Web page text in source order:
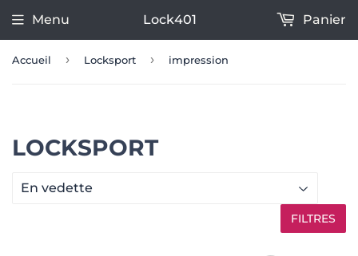
Menu Lock401 Panier
Accueil › Locksport › impression
LOCKSPORT
FILTRES